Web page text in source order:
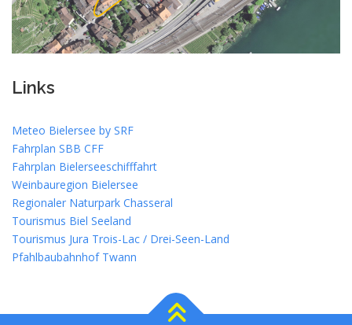
Links
Meteo Bielersee by SRF
Fahrplan SBB CFF
Fahrplan Bielerseeschifffahrt
Weinbauregion Bielersee
Regionaler Naturpark Chasseral
Tourismus Biel Seeland
Tourismus Jura Trois-Lac / Drei-Seen-Land
Pfahlbaubahnhof Twann